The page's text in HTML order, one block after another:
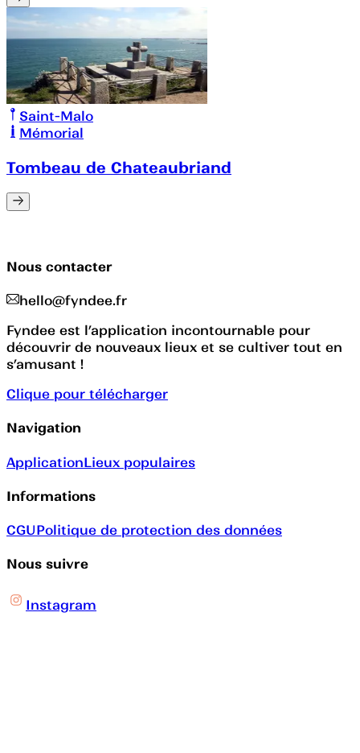
Saint-Malo
Mémorial
Tombeau de Chateaubriand
Nous contacter
hello@fyndee.fr
Fyndee est l’application incontournable pour
découvrir de nouveaux lieux et se cultiver tout en
s’amusant !
Clique pour télécharger
Navigation
ApplicationLieux populaires
Informations
CGUPolitique de protection des données
Nous suivre
Instagram